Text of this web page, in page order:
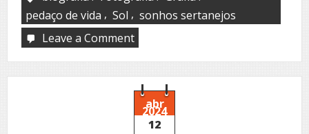
pedaço de vida , Sol , sonhos sertanejos
Leave a Commenton
no
horizonte
abr
2024
12